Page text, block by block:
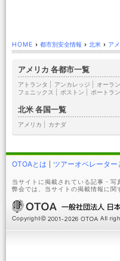
HOME › 都市別安全情報 › 北米 › ア
アメリカ 各都市一覧
アトランタ アンカレッジ オーラ
フェニックス
ボストン ポートラ
北米 各国一覧
アメリカ カナダ
OTOAとは ツアーオペレーター
当サイトに掲載されている記事・
弊会では、当サイトの掲載情報に